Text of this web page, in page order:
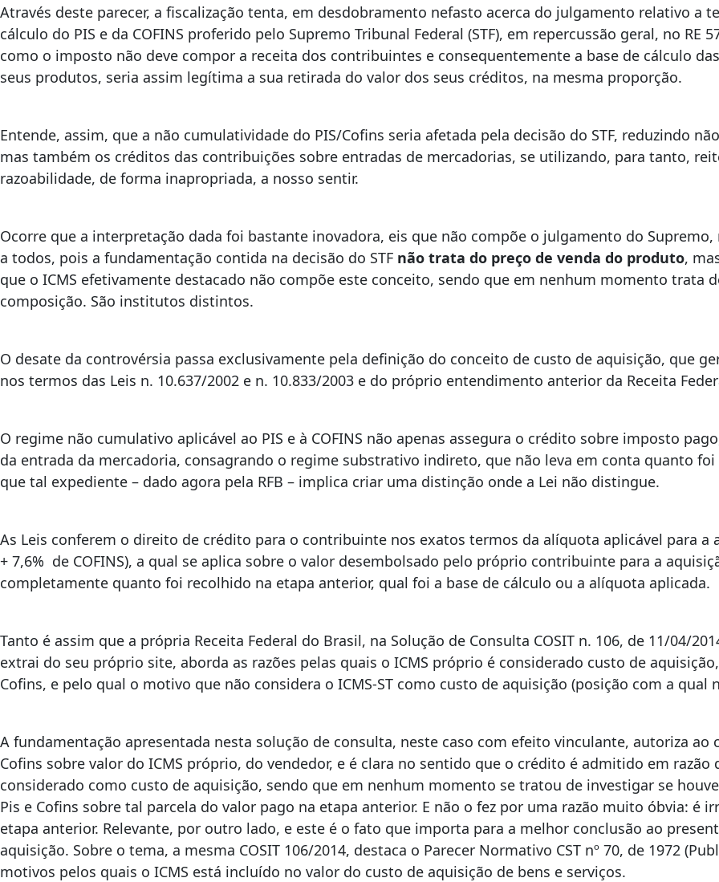
Através deste parecer, a fiscalização tenta, em desdobramento nefasto acerca do julgamento relativo a
cálculo do PIS e da COFINS proferido pelo Supremo Tribunal Federal (STF), em repercussão geral, no RE
como o imposto não deve compor a receita dos contribuintes e consequentemente a base de cálculo
seus produtos, seria assim legítima a sua retirada do valor dos seus créditos, na mesma proporção.
Entende, assim, que a não cumulatividade do PIS/Cofins seria afetada pela decisão do STF, reduzindo
mas também os créditos das contribuições sobre entradas de mercadorias, se utilizando, para tanto,
razoabilidade, de forma inapropriada, a nosso sentir.
Ocorre que a interpretação dada foi bastante inovadora, eis que não compõe o julgamento do
a todos, pois a fundamentação contida na decisão do STF não trata do preço de venda do produto,
que o ICMS efetivamente destacado não compõe este conceito, sendo que em nenhum momento trata
composição. São institutos distintos.
O desate da controvérsia passa exclusivamente pela definição do conceito de custo de aquisição, que
nos termos das Leis n. 10.637/2002 e n. 10.833/2003 e do próprio entendimento anterior da Receita
O regime não cumulativo aplicável ao PIS e à COFINS não apenas assegura o crédito sobre imposto
da entrada da mercadoria, consagrando o regime substrativo indireto, que não leva em conta quanto
que tal expediente – dado agora pela RFB – implica criar uma distinção onde a Lei não distingue.
As Leis conferem o direito de crédito para o contribuinte nos exatos termos da alíquota aplicável para a
+ 7,6% de COFINS), a qual se aplica sobre o valor desembolsado pelo próprio contribuinte para a
completamente quanto foi recolhido na etapa anterior, qual foi a base de cálculo ou a alíquota aplicada.
Tanto é assim que a própria Receita Federal do Brasil, na Solução de Consulta COSIT n. 106, de 11/04/
extrai do seu próprio site, aborda as razões pelas quais o ICMS próprio é considerado custo de
Cofins, e pelo qual o motivo que não considera o ICMS-ST como custo de aquisição (posição com a qual
A fundamentação apresentada nesta solução de consulta, neste caso com efeito vinculante, autoriza
Cofins sobre valor do ICMS próprio, do vendedor, e é clara no sentido que o crédito é admitido em
considerado como custo de aquisição, sendo que em nenhum momento se tratou de investigar se
Pis e Cofins sobre tal parcela do valor pago na etapa anterior. E não o fez por uma razão muito óbvia: é
etapa anterior. Relevante, por outro lado, e este é o fato que importa para a melhor conclusão ao
aquisição. Sobre o tema, a mesma COSIT 106/2014, destaca o Parecer Normativo CST nº 70, de 1972
motivos pelos quais o ICMS está incluído no valor do custo de aquisição de bens e serviços.